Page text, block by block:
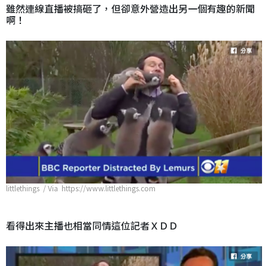
雖然連線直播被搞砸了，但卻意外營造出另一個有趣的新聞
啊！
littlethings / Via https://www.littlethings.com
看得出來主播也相當同情這位記者ＸＤＤ